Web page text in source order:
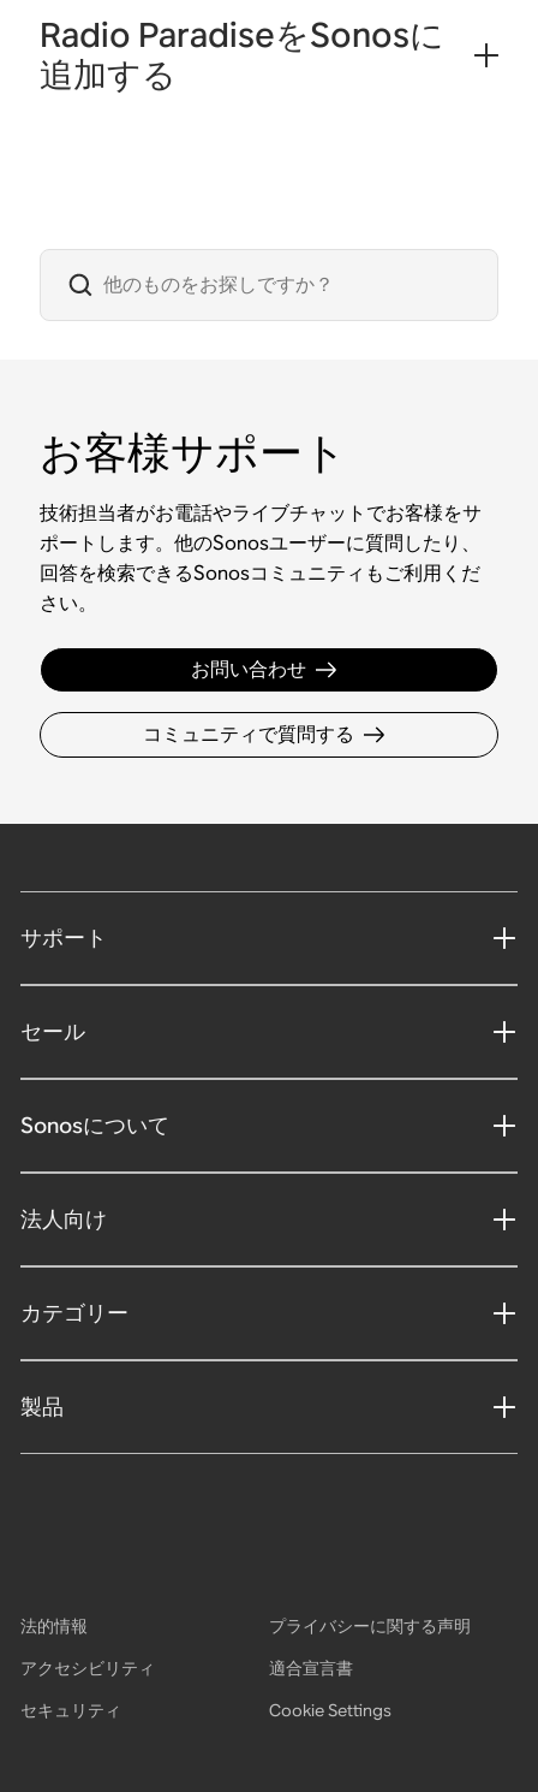
Radio ParadiseをSonosに
追加する
お客様サポート
技術担当者がお電話やライブチャットでお客様をサ
ポートします。他のSonosユーザーに質問したり、
回答を検索できるSonosコミュニティもご利用くだ
さい。
お問い合わせ
コミュニティで質問する
サポート
セール
Sonosについて
法人向け
カテゴリー
製品
法的情報
プライバシーに関する声明
アクセシビリティ
適合宣言書
セキュリティ
Cookie Settings